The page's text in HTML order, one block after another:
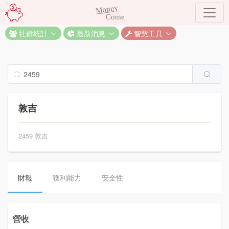
Money
Come
社群統計 最新消息 智慧工具
敦吉
2459 敦吉
財報 獲利能力 安全性
營收